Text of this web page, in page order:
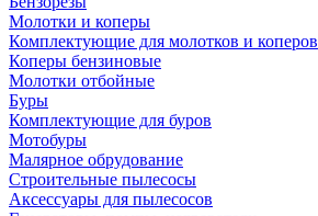
Молотки и коперы
Комплектующие для молотков и коперов
Коперы бензиновые
Молотки отбойные
Буры
Комплектующие для буров
Мотобуры
Малярное обрудование
Строительные пылесосы
Аксессуары для пылесосов